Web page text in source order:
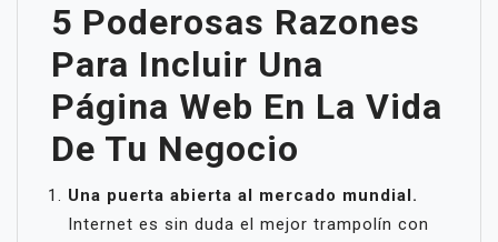
5 Poderosas Razones
Para Incluir Una
Página Web En La Vida
De Tu Negocio
Una puerta abierta al mercado mundial.
Internet es sin duda el mejor trampolín con